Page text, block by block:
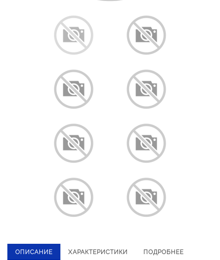
ОПИСАНИЕ ХАРАКТЕРИСТИКИ ПОДРОБНЕЕ